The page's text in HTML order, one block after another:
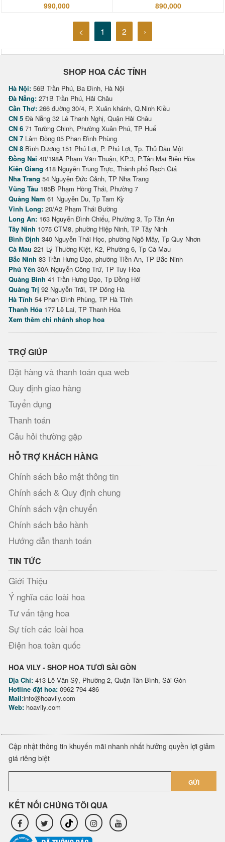
990,000 890,000
< 1 2 ›
SHOP HOA CÁC TỈNH
Hà Nội: 56B Trần Phú, Ba Đình, Hà Nội
Đà Nẵng: 271B Trần Phú, Hải Châu
Cần Thơ: 266 đường 30/4, P. Xuân khánh, Q.Ninh Kiều
CN 5 Đà Nẵng 32 Lê Thanh Nghị, Quận Hải Châu
CN 6 71 Trường Chinh, Phường Xuân Phú, TP Huế
CN 7 Lâm Đồng 05 Phan Đình Phùng
CN 8 Bình Dương 151 Phú Lợi, P. Phú Lợi, Tp. Thủ Dầu Một
Đồng Nai 40/198A Phạm Văn Thuận, KP.3, P.Tân Mai Biên Hòa
Kiên Giang 418 Nguyễn Trung Trực, Thành phố Rạch Giá
Nha Trang 54 Nguyễn Đức Cảnh, TP Nha Trang
Vũng Tàu 185B Phạm Hồng Thái, Phường 7
Quảng Nam 61 Nguyễn Du, Tp Tam Kỳ
Vĩnh Long: 20/A2 Phạm Thái Bường
Long An: 163 Nguyễn Đình Chiểu, Phường 3, Tp Tân An
Tây Ninh 1075 CTM8, phường Hiệp Ninh, TP Tây Ninh
Bình Định 340 Nguyễn Thái Học, phường Ngô Mây, Tp Quy Nhơn
Cà Mau 221 Lý Thường Kiệt, K2, Phường 6, Tp Cà Mau
Bắc Ninh 83 Trần Hưng Đạo, phường Tiền An, TP Bắc Ninh
Phú Yên 30A Nguyễn Công Trứ, TP Tuy Hòa
Quảng Bình 41 Trần Hưng Đạo, Tp Đồng Hới
Quảng Trị 92 Nguyễn Trãi, TP Đông Hà
Hà Tĩnh 54 Phan Đình Phùng, TP Hà Tĩnh
Thanh Hóa 177 Lê Lai, TP Thanh Hóa
Xem thêm chi nhánh shop hoa
TRỢ GIÚP
Đặt hàng và thanh toán qua web
Quy định giao hàng
Tuyển dụng
Thanh toán
Câu hỏi thường gặp
HỖ TRỢ KHÁCH HÀNG
Chính sách bảo mật thông tin
Chính sách & Quy định chung
Chính sách vận chuyển
Chính sách bảo hành
Hướng dẫn thanh toán
TIN TỨC
Giới Thiệu
Ý nghĩa các loài hoa
Tư vấn tặng hoa
Sự tích các loài hoa
Điện hoa toàn quốc
HOA VILY - SHOP HOA TƯƠI SÀI GÒN
Địa Chỉ: 413 Lê Văn Sỹ, Phường 2, Quận Tân Bình, Sài Gòn
Hotline đặt hoa: 0962 794 486
Mail:info@hoavily.com
Web: hoavily.com
Cập nhật thông tin khuyến mãi nhanh nhất hưởng quyền lợi giảm
giá riêng biệt
GỬI
KẾT NỐI CHÚNG TÔI QUA